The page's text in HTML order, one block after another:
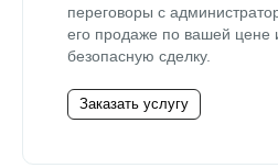
переговоры с
его продаже по вашей цене
безопасную сделку.
Заказать услугу